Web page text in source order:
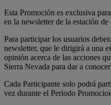
Esta Promoción es exclusiva
en la newsletter de la estación
Para participar los usuarios
newsletter, que le dirigirá a una
opinión acerca de las acciones
Sierra Nevada para dar a
Cada Participante solo podrá
vez durante el Periodo